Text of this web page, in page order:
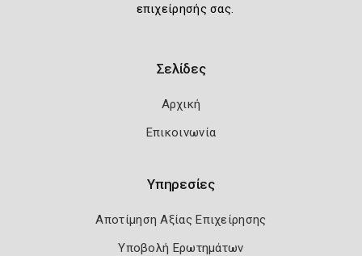
επιχείρησής σας.
Σελίδες
Αρχική
Επικοινωνία
Υπηρεσίες
Αποτίμηση Αξίας Επιχείρησης
Υποβολή Ερωτημάτων